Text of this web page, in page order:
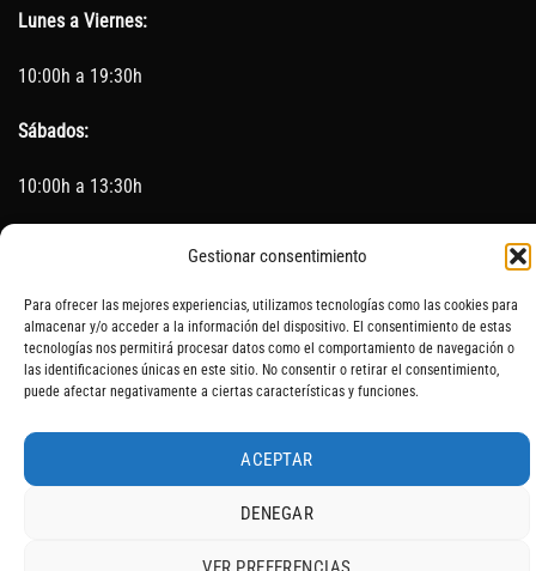
Gestionar consentimiento
Para ofrecer las mejores experiencias, utilizamos tecnologías como las cookies para
almacenar y/o acceder a la información del dispositivo. El consentimiento de estas
tecnologías nos permitirá procesar datos como el comportamiento de navegación o
las identificaciones únicas en este sitio. No consentir o retirar el consentimiento,
puede afectar negativamente a ciertas características y funciones.
ACEPTAR
DENEGAR
Lunes a Viernes:
10:00h a 19:30h
Sábados:
10:00h a 13:30h
Sin servicio de taller del 15 de Agosto al 5 de septiembre
SOBRE NOSOTROS CONTACTO AVISO LEGAL BLOG